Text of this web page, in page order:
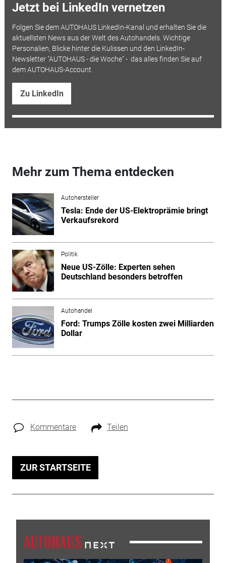
Jetzt bei LinkedIn vernetzen
Folgen Sie dem AUTOHAUS LinkedIn-Kanal und erhalten Sie die
aktuellsten News aus der Welt des Autohandels. Wichtige
Personalien, Blicke hinter die Kulissen und den LinkedIn-
Newsletter "AUTOHAUS - die Woche" - das alles finden Sie auf
dem AUTOHAUS-Account.
Zu LinkedIn
Mehr zum Thema entdecken
Autohersteller
Tesla: Ende der US-Elektroprämie bringt
Verkaufsrekord
Politik
Neue US-Zölle: Experten sehen
Deutschland besonders betroffen
Autohandel
Ford: Trumps Zölle kosten zwei Milliarden
Dollar
Kommentare Teilen
ZUR STARTSEITE